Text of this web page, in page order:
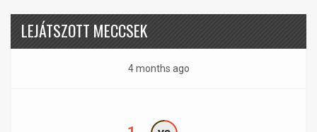
LEJÁTSZOTT MECCSEK
4 months ago